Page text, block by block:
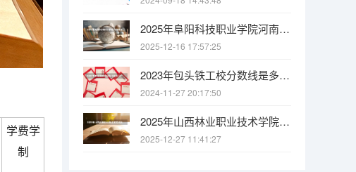
学费学
制
2025年阜阳科技职业学院河南高考招生计划（2026参考）
2025-12-16 17:57:25
2023年包头铁工校分数线是多少？
2024-11-27 20:17:50
2025年山西林业职业技术学院河北高考招生计划（2026参考）
2025-12-27 11:41:27